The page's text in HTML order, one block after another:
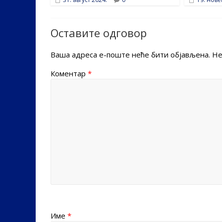
Оставите одговор
Ваша адреса е-поште неће бити објављена.
Коментар *
Име *